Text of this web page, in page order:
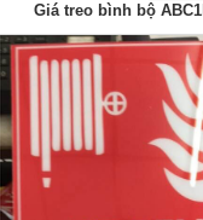
Giá treo bình bộ